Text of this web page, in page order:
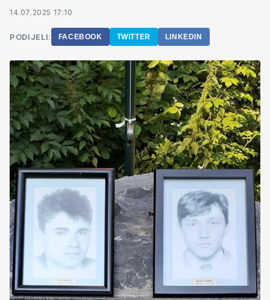
14.07.2025 17:10
PODIJELI: FACEBOOK TWITTER LINKEDIN